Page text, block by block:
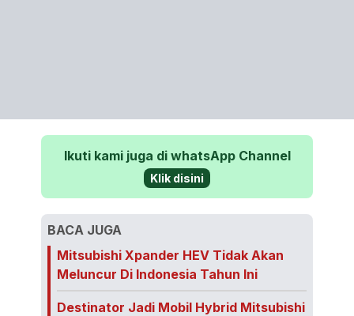
Ikuti kami juga di whatsApp Channel
Klik disini
BACA JUGA
Mitsubishi Xpander HEV Tidak Akan
Meluncur Di Indonesia Tahun Ini
Destinator Jadi Mobil Hybrid Mitsubishi